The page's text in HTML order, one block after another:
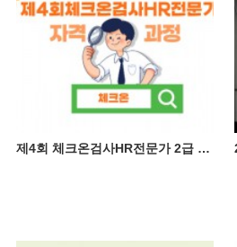
제4회 체크온검사HR전문가 2급 자격증 과정